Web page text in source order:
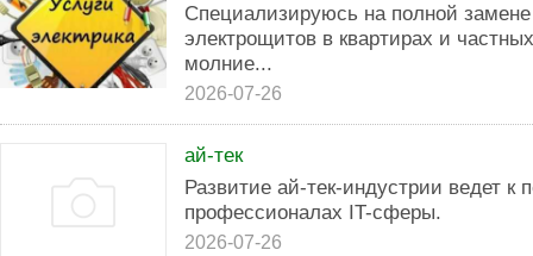
Специализируюсь на полной замене
электрощитов в квартирах и
молние...
2026-07-26
ай-тек
Развитие ай-тек-индустрии ведет
профессионалах IT-сферы.
2026-07-26